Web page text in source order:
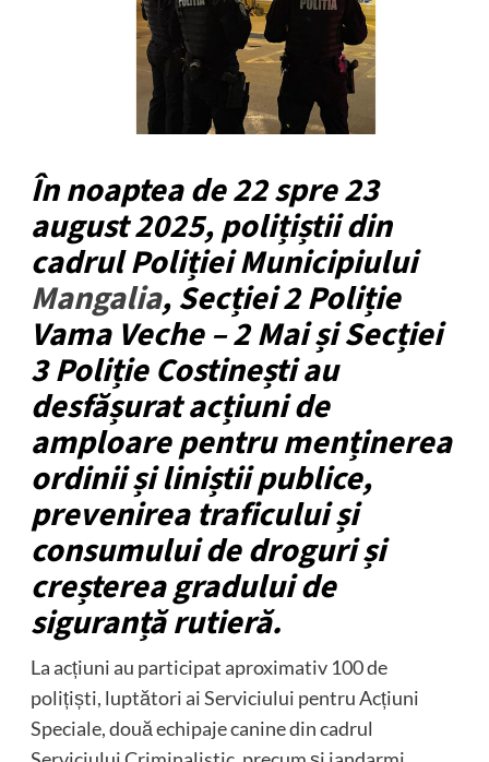
În noaptea de 22 spre 23
august 2025, polițiștii din
cadrul Poliției Municipiului
Mangalia, Secției 2 Poliție
Vama Veche – 2 Mai și Secției
3 Poliție Costinești au
desfășurat acțiuni de
amploare pentru menținerea
ordinii și liniștii publice,
prevenirea traficului și
consumului de droguri și
creșterea gradului de
siguranță rutieră.
La acțiuni au participat aproximativ 100 de
polițiști, luptători ai Serviciului pentru Acțiuni
Speciale, două echipaje canine din cadrul